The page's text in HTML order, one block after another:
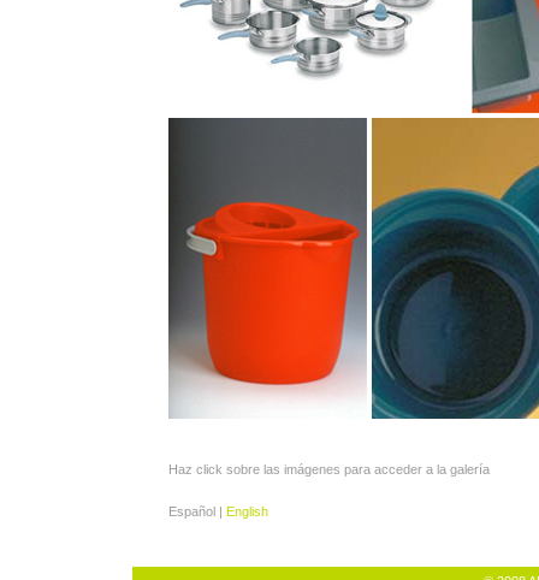
Haz click sobre las imágenes para acceder a la galería
Español | English